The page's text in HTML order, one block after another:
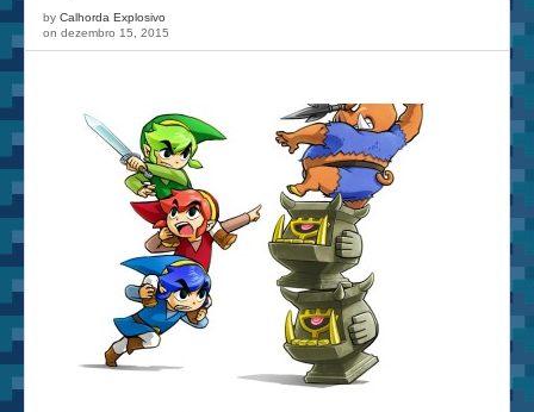
by Calhorda Explosivo
on dezembro 15, 2015